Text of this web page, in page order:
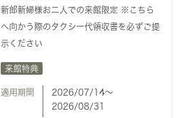
新郎新婦様お二人での来館限定 ※こちら
へ向かう際のタクシー代領収書を必ずご提
示ください
来館特典
適用期間
2026/07/14〜
2026/08/31